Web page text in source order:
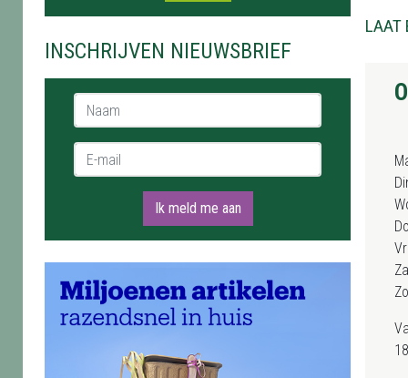
INSCHRIJVEN NIEUWSBRIEF
Naam *
E-mail *
Ik meld me aan
LAAT